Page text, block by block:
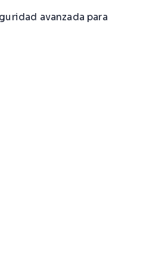
avanzada para